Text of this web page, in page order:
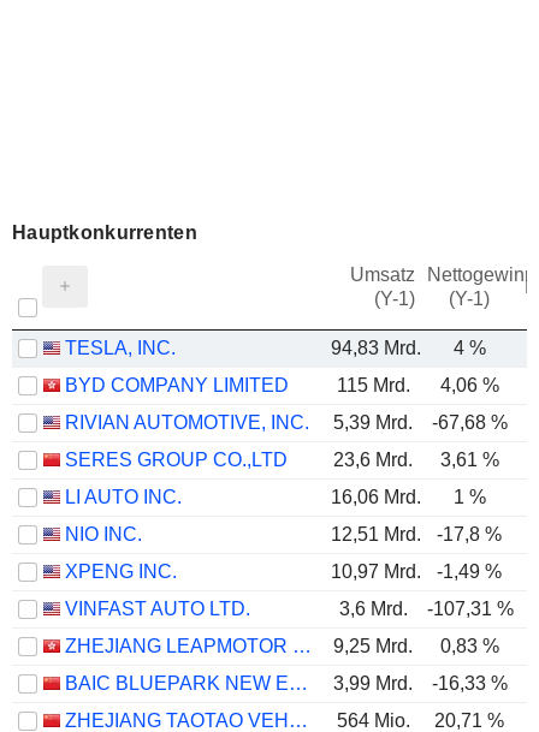
Hauptkonkurrenten
Umsatz
(Y-1)
Nettogewinn
(Y-1)
TESLA, INC. 94,83 Mrd. 4 %
BYD COMPANY LIMITED
115 Mrd.
4,06 %
RIVIAN AUTOMOTIVE, INC.
5,39 Mrd. -67,68 %
SERES GROUP CO.,LTD
23,6 Mrd. 3,61 %
LI AUTO INC.
16,06 Mrd. 1 %
NIO INC.
12,51 Mrd. -17,8 %
XPENG INC.
10,97 Mrd. -1,49 %
VINFAST AUTO LTD.
3,6 Mrd. -107,31 %
ZHEJIANG LEAPMOTOR TECHNOLOGY CO., LTD.
9,25 Mrd. 0,83 %
BAIC BLUEPARK NEW ENERGY TECHNOLOGY CO., LTD.
3,99 Mrd. -16,33 %
ZHEJIANG TAOTAO VEHICLES CO., LTD.
564 Mio. 20,71 %